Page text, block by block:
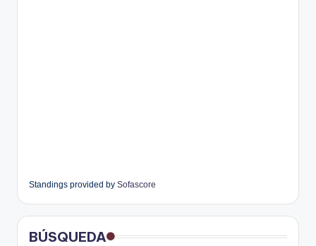
Standings provided by Sofascore
BÚSQUEDA